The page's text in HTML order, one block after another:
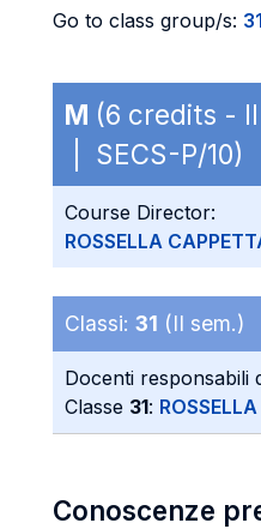
Go to class group/s: 31
M (6 credits -
| SECS-P/10)
Course Director:
ROSSELLA
Classi: 31 (II sem.)
Docenti responsabili
Classe 31:
Conoscenze